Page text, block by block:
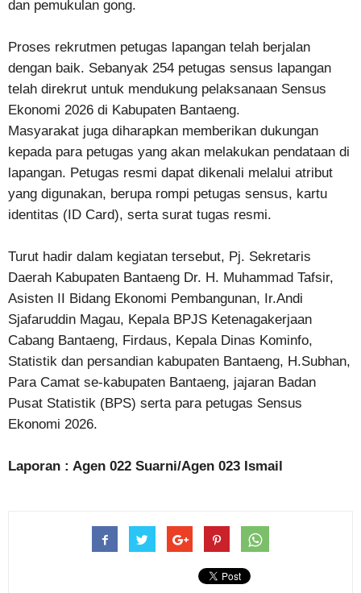
dan pemukulan gong.
Proses rekrutmen petugas lapangan telah berjalan
dengan baik. Sebanyak 254 petugas sensus lapangan
telah direkrut untuk mendukung pelaksanaan Sensus
Ekonomi 2026 di Kabupaten Bantaeng.
Masyarakat juga diharapkan memberikan dukungan
kepada para petugas yang akan melakukan pendataan di
lapangan. Petugas resmi dapat dikenali melalui atribut
yang digunakan, berupa rompi petugas sensus, kartu
identitas (ID Card), serta surat tugas resmi.
Turut hadir dalam kegiatan tersebut, Pj. Sekretaris
Daerah Kabupaten Bantaeng Dr. H. Muhammad Tafsir,
Asisten II Bidang Ekonomi Pembangunan, Ir.Andi
Sjafaruddin Magau, Kepala BPJS Ketenagakerjaan
Cabang Bantaeng, Firdaus, Kepala Dinas Kominfo,
Statistik dan persandian kabupaten Bantaeng, H.Subhan,
Para Camat se-kabupaten Bantaeng, jajaran Badan
Pusat Statistik (BPS) serta para petugas Sensus
Ekonomi 2026.
Laporan : Agen 022 Suarni/Agen 023 Ismail